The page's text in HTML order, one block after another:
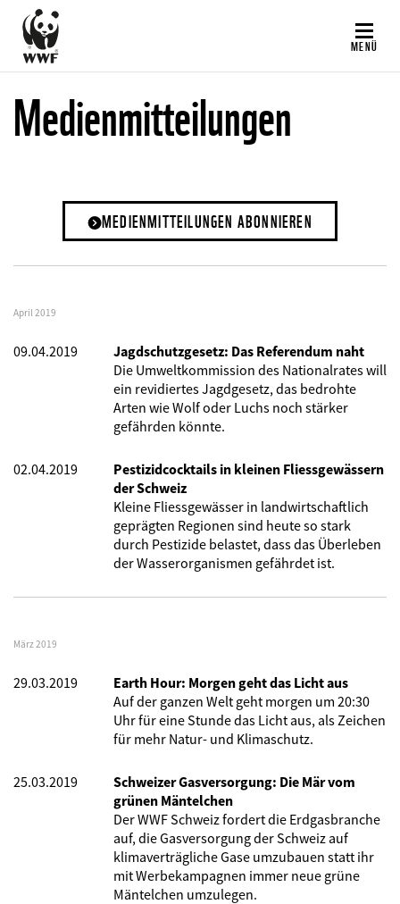
Direkt
zum
Inhalt
MENÜ
Medienmitteilungen
MEDIENMITTEILUNGEN ABONNIEREN
April 2019
09.04.2019
Jagdschutzgesetz: Das Referendum naht
Die Umweltkommission des Nationalrates will
ein revidiertes Jagdgesetz, das bedrohte
Arten wie Wolf oder Luchs noch stärker
gefährden könnte.
02.04.2019
Pestizidcocktails in kleinen Fliessgewässern
der Schweiz
Kleine Fliessgewässer in landwirtschaftlich
geprägten Regionen sind heute so stark
durch Pestizide belastet, dass das Überleben
der Wasserorganismen gefährdet ist.
März 2019
29.03.2019
Earth Hour: Morgen geht das Licht aus
Auf der ganzen Welt geht morgen um 20:30
Uhr für eine Stunde das Licht aus, als Zeichen
für mehr Natur- und Klimaschutz.
25.03.2019
Schweizer Gasversorgung: Die Mär vom
grünen Mäntelchen
Der WWF Schweiz fordert die Erdgasbranche
auf, die Gasversorgung der Schweiz auf
klimaverträgliche Gase umzubauen statt ihr
mit Werbekampagnen immer neue grüne
Mäntelchen umzulegen.